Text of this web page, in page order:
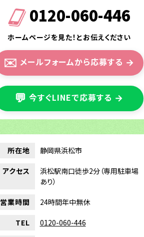
0120-060-446
ホームページを見た！とお伝えください
✉️ メールフォームから応募する →
💬 今すぐLINEで応募する →
所在地 静岡県浜松市
アクセス
浜松駅南口徒歩2分（専用駐車場
あり）
営業時間 24時間年中無休
TEL 0120-060-446